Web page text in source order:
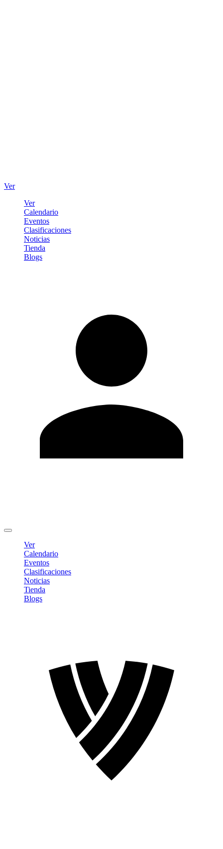
Ver
Ver
Calendario
Eventos
Clasificaciones
Noticias
Tienda
Blogs
Ver
Calendario
Eventos
Clasificaciones
Noticias
Tienda
Blogs